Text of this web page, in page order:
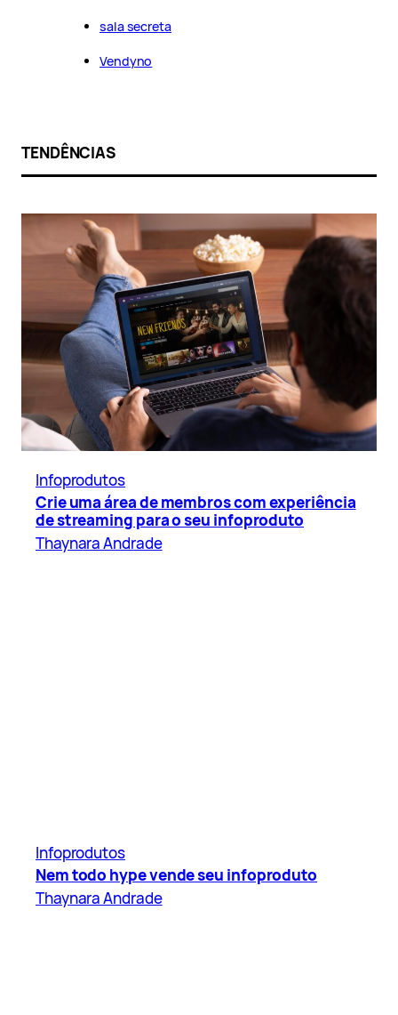
sala secreta
Vendyno
TENDÊNCIAS
Infoprodutos
Crie uma área de membros com experiência
de streaming para o seu infoproduto
Thaynara Andrade
Infoprodutos
Nem todo hype vende seu infoproduto
Thaynara Andrade